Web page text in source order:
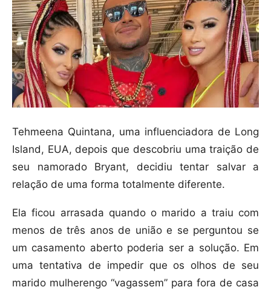
Tehmeena Quintana, uma influenciadora de Long
Island, EUA, depois que descobriu uma traição de
seu namorado Bryant, decidiu tentar salvar a
relação de uma forma totalmente diferente.
Ela ficou arrasada quando o marido a traiu com
menos de três anos de união e se perguntou se
um casamento aberto poderia ser a solução. Em
uma tentativa de impedir que os olhos de seu
marido mulherengo “vagassem” para fora de casa